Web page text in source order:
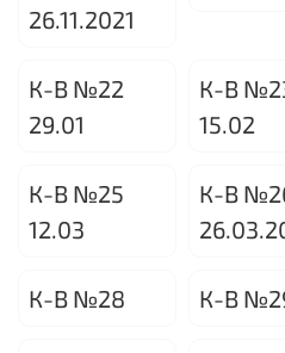
26.11.2021
К-В №22
29.01
К-В
15.02
К-В №25
12.03
К-В
К-В №28 К-В